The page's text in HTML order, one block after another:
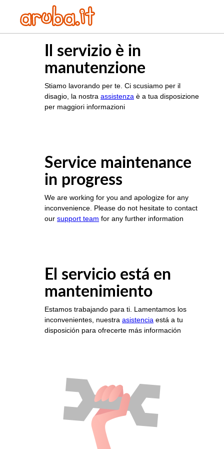
Il servizio è in
manutenzione
Stiamo lavorando per te. Ci scusiamo per il
disagio, la nostra assistenza è a tua disposizione
per maggiori informazioni
Service maintenance
in progress
We are working for you and apologize for any
inconvenience. Please do not hesitate to contact
our support team for any further information
El servicio está en
mantenimiento
Estamos trabajando para ti. Lamentamos los
inconvenientes, nuestra asistencia está a tu
disposición para ofrecerte más información